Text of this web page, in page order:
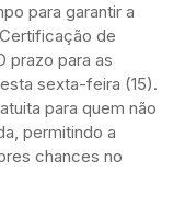
para garantir a
de
prazo para as
sexta-feira (15).
para quem não
permitindo a
chances no